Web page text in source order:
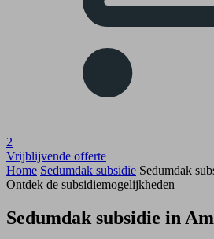
2
Vrijblijvende offerte
Home Sedumdak subsidie Sedumdak
Ontdek de subsidiemogelijkheden
Sedumdak subsidie in